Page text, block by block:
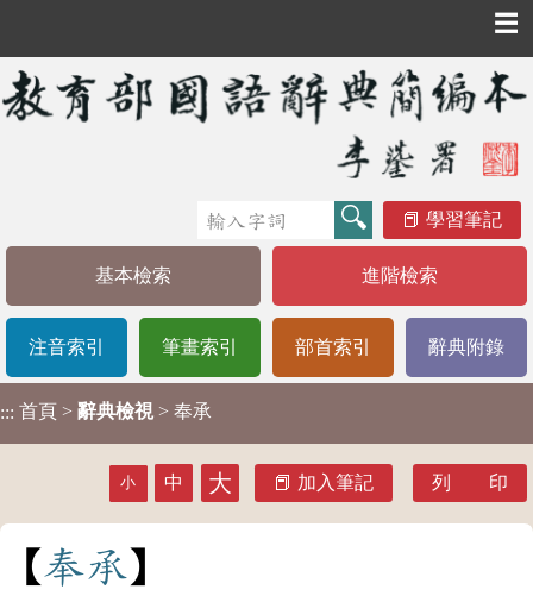
☰
學習筆記
基本檢索 進階檢索
注音索引 筆畫索引 部首索引 辭典附錄
::: 首頁 > 辭典檢視 > 奉承
小 中 大 加入筆記 列 印
奉承